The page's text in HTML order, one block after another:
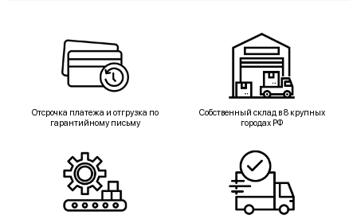
Отсрочка платежа и отгрузка по
гарантийному письму
Собственный склад в 8 крупных
городах РФ